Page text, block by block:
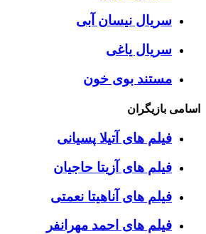
سریال نیسان آبی
سریال یاغی
مستند بوی خون
اسامی بازیگران
فیلم های آتیلا پسیانی
فیلم های آزیتا حاجیان
فیلم های آناهیتا نعمتی
فیلم های احمد مهرانفر